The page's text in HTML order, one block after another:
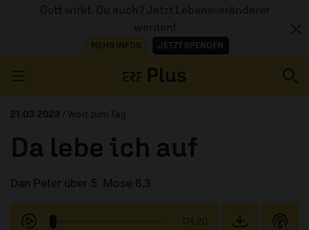
Gott wirkt. Du auch? Jetzt Lebensveränderer
werden!
MEHR INFOS JETZT SPENDEN
AUDIOTHEK
PROGRAMM
21.03.2023 / Wort zum Tag
Da lebe ich auf
Dan Peter über 5. Mose 8,3.
04:20